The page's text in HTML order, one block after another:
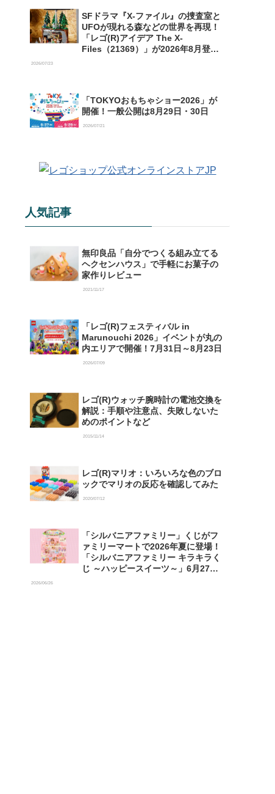
SFドラマ『X-ファイル』の捜査室と
UFOが現れる森などの世界を再現！
「レゴ(R)アイデア The X-
Files（21369）」が2026年8月登場
2026/07/23
「TOKYOおもちゃショー2026」が
開催！一般公開は8月29日・30日
2026/07/21
人気記事
無印良品「自分でつくる組み立てる
ヘクセンハウス」で手軽にお菓子の
家作りレビュー
2021/11/17
「レゴ(R)フェスティバル in
Marunouchi 2026」イベントが丸の
内エリアで開催！7月31日～8月23日
2026/07/09
レゴ(R)ウォッチ腕時計の電池交換を
解説：手順や注意点、失敗しないた
めのポイントなど
2015/11/14
レゴ(R)マリオ：いろいろな色のブロ
ックでマリオの反応を確認してみた
2020/07/12
「シルバニアファミリー」くじがフ
ァミリーマートで2026年夏に登場！
「シルバニアファミリー キラキラく
じ ～ハッピースイーツ～」6月27日
2026/06/26